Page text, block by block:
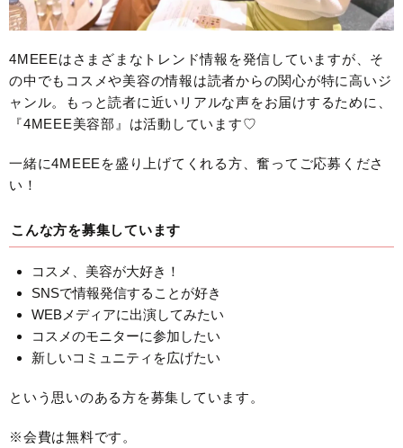
4MEEEはさまざまなトレンド情報を発信していますが、そ
の中でもコスメや美容の情報は読者からの関心が特に高いジ
ャンル。もっと読者に近いリアルな声をお届けするために、
『4MEEE美容部』は活動しています♡
一緒に4MEEEを盛り上げてくれる方、奮ってご応募くださ
い！
こんな方を募集しています
コスメ、美容が大好き！
SNSで情報発信することが好き
WEBメディアに出演してみたい
コスメのモニターに参加したい
新しいコミュニティを広げたい
という思いのある方を募集しています。
※会費は無料です。